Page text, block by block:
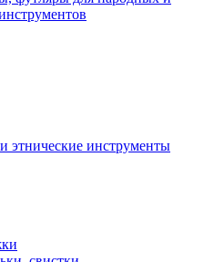
этнические инструменты